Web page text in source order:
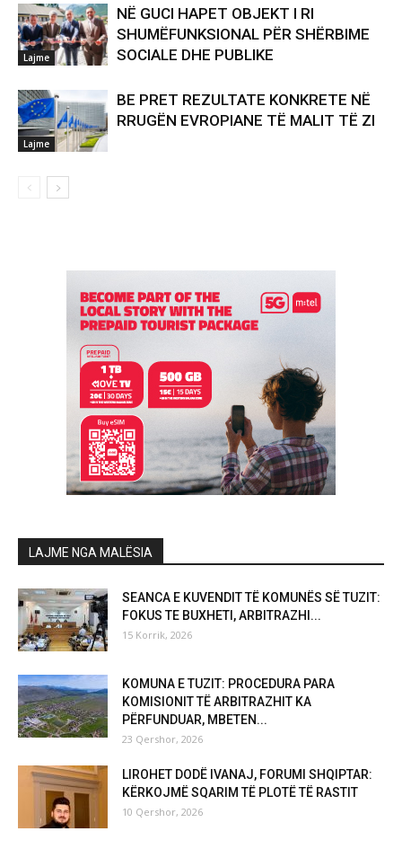
Lajme
NË GUCI HAPET OBJEKT I RI
SHUMËFUNKSIONAL PËR SHËRBIME
SOCIALE DHE PUBLIKE
Lajme
BE PRET REZULTATE KONKRETE NË
RRUGËN EVROPIANE TË MALIT TË ZI
LAJME NGA MALËSIA
SEANCA E KUVENDIT TË KOMUNËS SË TUZIT:
FOKUS TE BUXHETI, ARBITRAZHI...
15 Korrik, 2026
KOMUNA E TUZIT: PROCEDURA PARA
KOMISIONIT TË ARBITRAZHIT KA
PËRFUNDUAR, MBETEN...
23 Qershor, 2026
LIROHET DODË IVANAJ, FORUMI SHQIPTAR:
KËRKOJMË SQARIM TË PLOTË TË RASTIT
10 Qershor, 2026